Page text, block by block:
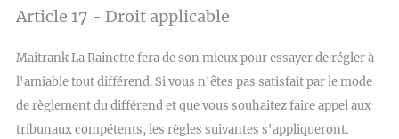
Article 17 - Droit applicable
Maitrank La Rainette fera de son mieux pour essayer de régler à
l'amiable tout différend. Si vous n'êtes pas satisfait par le mode
de règlement du différend et que vous souhaitez faire appel aux
tribunaux compétents, les règles suivantes s'appliqueront.